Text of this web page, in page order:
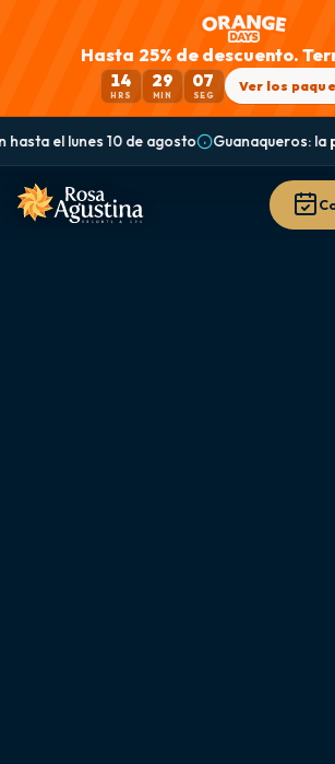
Hasta 25% de descuento.
14
HRS
29
MIN
06
SEG
Ver los
Guanaqueros: la piscina central sigue